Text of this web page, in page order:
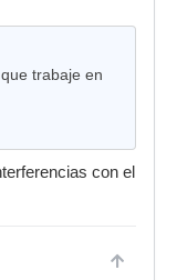
trabaje en
con el